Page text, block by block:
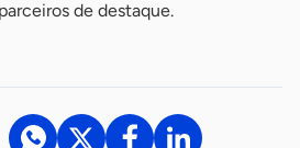
de destaque.